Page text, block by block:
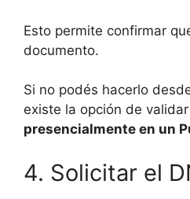
Esto permite confirmar
documento.
Si no podés hacerlo
existe la opción de
presencialmente en un
4. Solicitar el